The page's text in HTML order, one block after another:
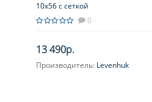
10x56 с сеткой
0
13 490р.
Производитель: Levenhuk